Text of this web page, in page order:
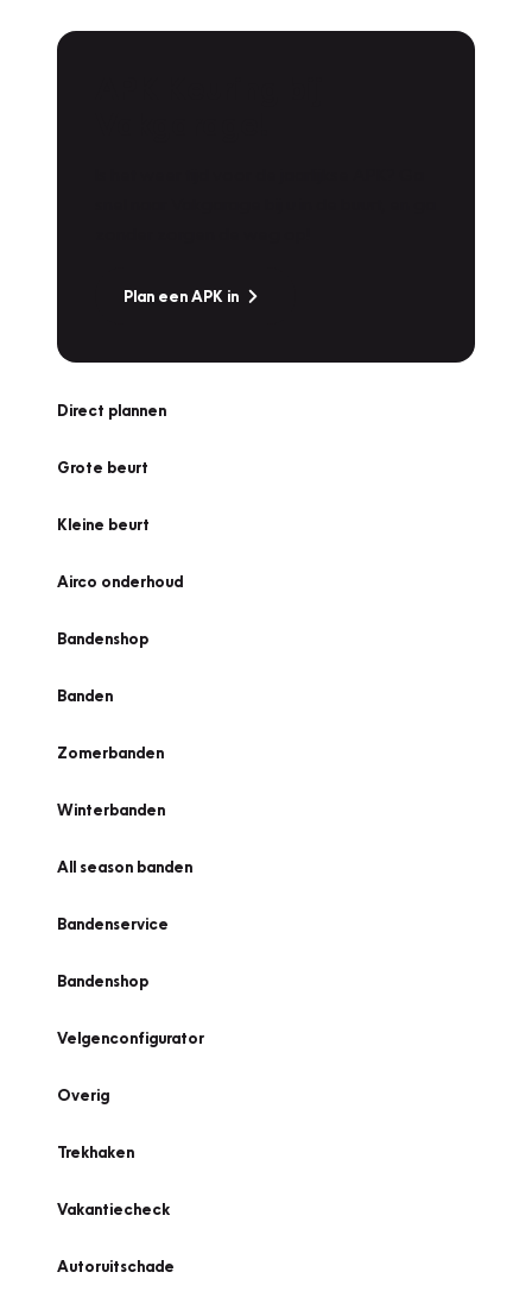
Plan een APK in
Direct plannen
Grote beurt
Kleine beurt
Airco onderhoud
Bandenshop
Banden
Zomerbanden
Winterbanden
All season banden
Bandenservice
Bandenshop
Velgenconfigurator
Overig
Trekhaken
Vakantiecheck
Autoruitschade